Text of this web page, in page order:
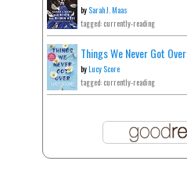
by Sarah J. Maas
tagged: currently-reading
Things We Never Got Over
byLucy Score
tagged: currently-reading